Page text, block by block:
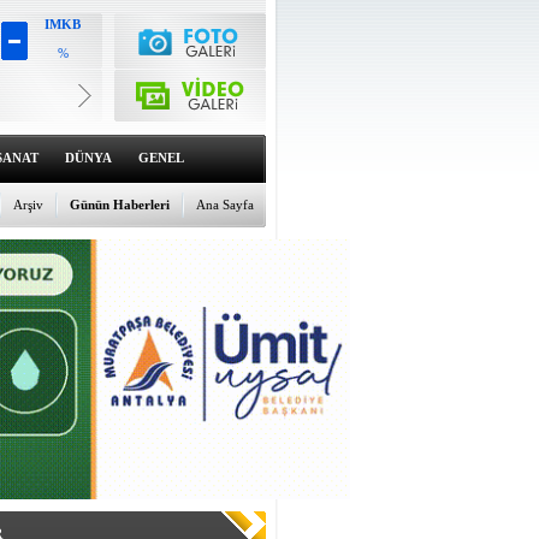
IMKB
%
6568.52
%1.18
Dolar
47.5796
%0.02
Euro
55.0903
%0.16
DÜNYA GENEL
Ana Sayfa
Günün Haberleri
Arşiv